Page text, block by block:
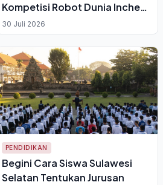
Kompetisi Robot Dunia Incheon
2026
30 Juli 2026
PENDIDIKAN
Begini Cara Siswa Sulawesi
Selatan Tentukan Jurusan